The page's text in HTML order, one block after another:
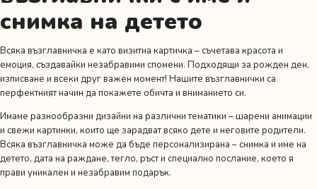
снимка на детето
Всяка възглавничка е като визитна картичка – съчетава красота и
емоция, създавайки незабравими спомени. Подходящи за рожден ден,
изписване и всеки друг важен момент! Нашите възглавнички са
перфектният начин да покажете обичта и вниманието си.
Имаме разнообразни дизайни на различни тематики – шарени анимации
и свежи картинки, които ще зарадват всяко дете и неговите родители.
Всяка възглавничка може да бъде персонализирана – снимка и име на
детето, дата на раждане, тегло, ръст и специално послание, което я
прави уникален и незабравим подарък.